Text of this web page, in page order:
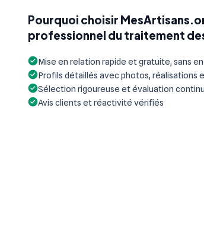
Pourquoi choisir
professionnel du traitement
Mise en relation rapide et gratuite, sans
Profils détaillés avec photos, réalisations
Sélection rigoureuse et évaluation
Avis clients et réactivité vérifiés